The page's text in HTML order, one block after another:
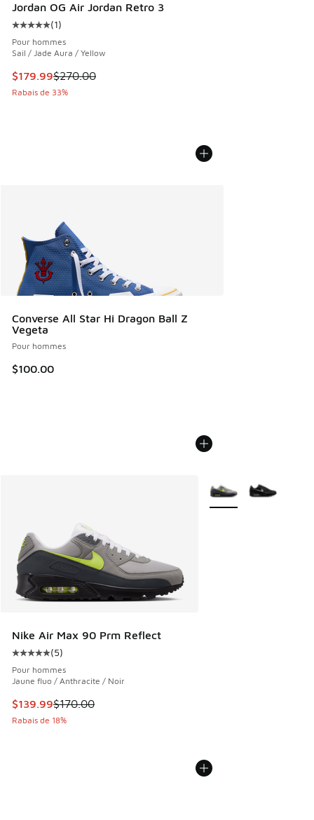
Jordan OG Air Jordan Retro 3
Cote moyenne du client - [5 sur 5 étoiles], 1 commentaires
(1)
Pour hommes
Sail / Jade Aura / Yellow
Cet article est en solde. Le prix est passé de $270.00 à
$179.99$270.00
Rabais de 33%
Converse All Star Hi Dragon Ball Z
Vegeta
Pour hommes
$100.00
Nike Air Max 90 Prm Reflect
Cote moyenne du client - [5 sur 5 étoiles], 5 commentaires
(5)
Pour hommes
Jaune fluo / Anthracite / Noir
Cet article est en solde. Le prix est passé de $170.00 à
$139.99$170.00
Rabais de 18%
Plus de couleurs